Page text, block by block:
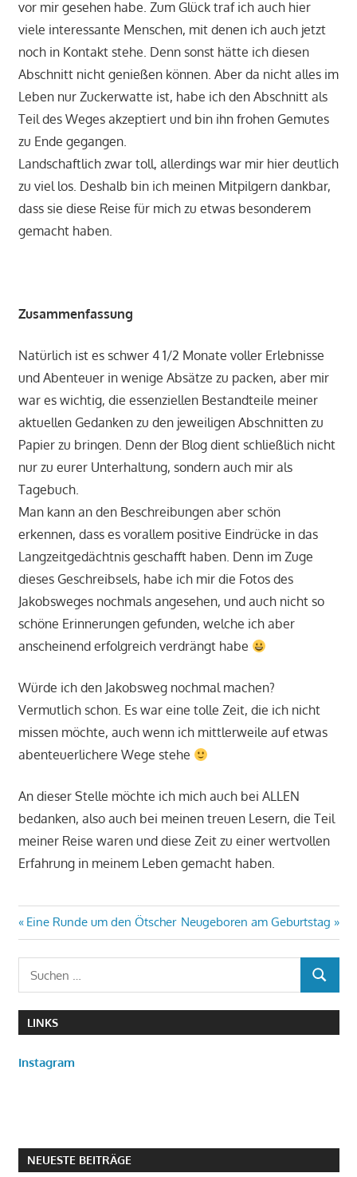
vor mir gesehen habe. Zum Glück traf ich auch hier
viele interessante Menschen, mit denen ich auch jetzt
noch in Kontakt stehe. Denn sonst hätte ich diesen
Abschnitt nicht genießen können. Aber da nicht alles im
Leben nur Zuckerwatte ist, habe ich den Abschnitt als
Teil des Weges akzeptiert und bin ihn frohen Gemutes
zu Ende gegangen.
Landschaftlich zwar toll, allerdings war mir hier deutlich
zu viel los. Deshalb bin ich meinen Mitpilgern dankbar,
dass sie diese Reise für mich zu etwas besonderem
gemacht haben.
Zusammenfassung
Natürlich ist es schwer 4 1/2 Monate voller Erlebnisse
und Abenteuer in wenige Absätze zu packen, aber mir
war es wichtig, die essenziellen Bestandteile meiner
aktuellen Gedanken zu den jeweiligen Abschnitten zu
Papier zu bringen. Denn der Blog dient schließlich nicht
nur zu eurer Unterhaltung, sondern auch mir als
Tagebuch.
Man kann an den Beschreibungen aber schön
erkennen, dass es vorallem positive Eindrücke in das
Langzeitgedächtnis geschafft haben. Denn im Zuge
dieses Geschreibsels, habe ich mir die Fotos des
Jakobsweges nochmals angesehen, und auch nicht so
schöne Erinnerungen gefunden, welche ich aber
anscheinend erfolgreich verdrängt habe
Würde ich den Jakobsweg nochmal machen?
Vermutlich schon. Es war eine tolle Zeit, die ich nicht
missen möchte, auch wenn ich mittlerweile auf etwas
abenteuerlichere Wege stehe
An dieser Stelle möchte ich mich auch bei ALLEN
bedanken, also auch bei meinen treuen Lesern, die Teil
meiner Reise waren und diese Zeit zu einer wertvollen
Erfahrung in meinem Leben gemacht haben.
Beitragsnavigation
Vorheriger
Beitrag:
Eine Runde um den Ötscher Nächster
Beitrag:
Neugeboren am Geburtstag
SUCHEN
LINKS
Instagram
NEUESTE BEITRÄGE